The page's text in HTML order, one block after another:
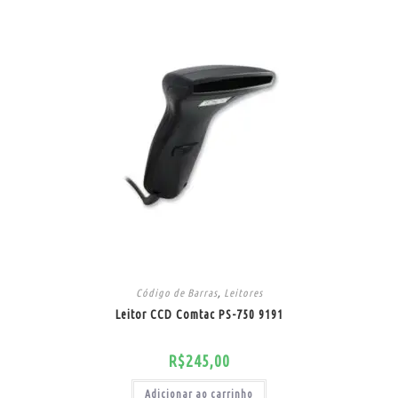
Código de Barras, Leitores
Leitor CCD Comtac PS-750 9191
R$245,00
Adicionar ao carrinho